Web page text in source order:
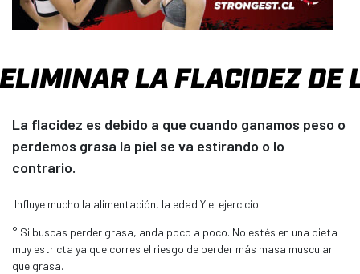
LA FLACIDEZ DE
La flacidez es debido a que cuando ganamos peso o
perdemos grasa la piel se va estirando o lo
contrario.
Influye mucho la alimentación, la edad Y el ejercicio
° Si buscas perder grasa, anda poco a poco. No estés en una dieta
muy estricta ya que corres el riesgo de perder más masa muscular
que grasa.